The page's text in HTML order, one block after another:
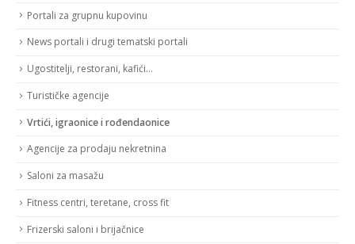
Portali za grupnu kupovinu
News portali i drugi tematski portali
Ugostitelji, restorani, kafići…
Turističke agencije
Vrtići, igraonice i rođendaonice
Agencije za prodaju nekretnina
Saloni za masažu
Fitness centri, teretane, cross fit
Frizerski saloni i brijačnice